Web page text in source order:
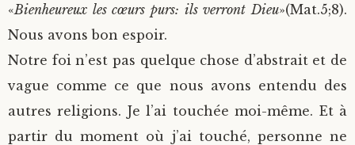
«Bienheureux les cœurs purs: ils verront Dieu»(Mat.5;8).
Nous avons bon espoir.
Notre foi n’est pas quelque chose d’abstrait et de
vague comme ce que nous avons entendu des
autres religions. Je l’ai touchée moi-même. Et à
partir du moment où j’ai touché, personne ne